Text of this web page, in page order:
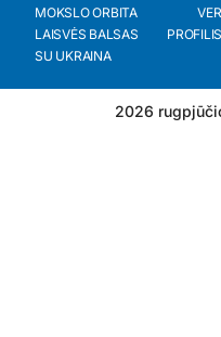
MOKSLO ORBITA
LAISVĖS BALSAS
SU UKRAINA
2026